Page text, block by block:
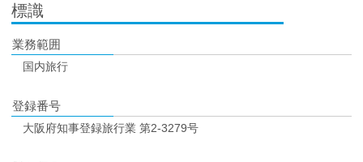
標識
業務範囲
国内旅行
登録番号
大阪府知事登録旅行業 第2-3279号